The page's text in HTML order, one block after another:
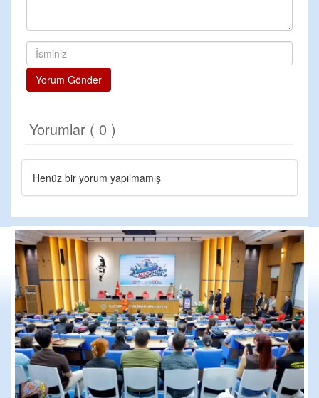
Yorum Gönder
Yorumlar ( 0 )
Henüz bir yorum yapılmamış